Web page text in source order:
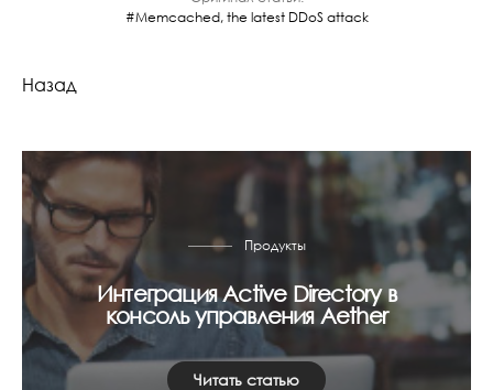
Memcached, the latest DDoS attack
Назад
Продукты
Интеграция Active Directory в
консоль управления Aether
Читать статью